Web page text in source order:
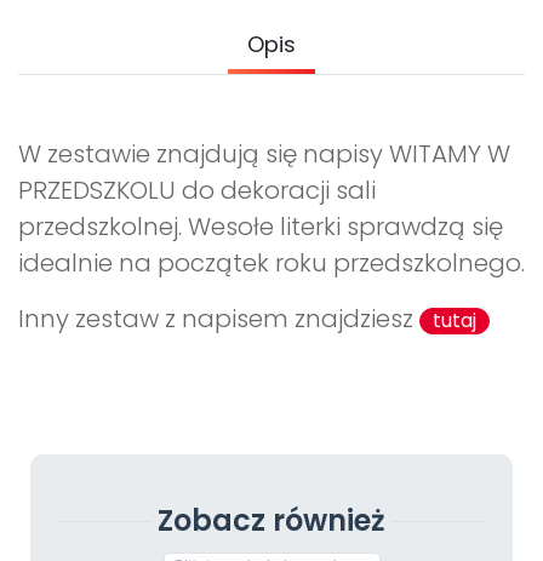
Opis
W zestawie znajdują się napisy WITAMY W
PRZEDSZKOLU do dekoracji sali
przedszkolnej. Wesołe literki sprawdzą się
idealnie na początek roku przedszkolnego.
Inny zestaw z napisem znajdziesz
tutaj
Zobacz również